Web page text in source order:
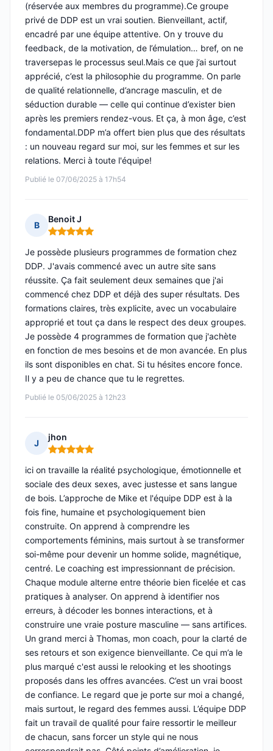
Publié le 07/06/2025 à 17h54
(réservée aux membres du programme).Ce groupe
privé de DDP est un vrai soutien. Bienveillant, actif,
encadré par une équipe attentive. On y trouve du
feedback, de la motivation, de l’émulation… bref, on ne
traversepas le processus seul.Mais ce que j’ai surtout
apprécié, c’est la philosophie du programme. On parle
de qualité relationnelle, d’ancrage masculin, et de
séduction durable — celle qui continue d’exister bien
après les premiers rendez-vous. Et ça, à mon âge, c’est
fondamental.DDP m’a offert bien plus que des résultats
: un nouveau regard sur moi, sur les femmes et sur les
relations. Merci à toute l'équipe!
B
Benoit J
Note : 5 sur 5
Publié le 05/06/2025 à 12h23
Je possède plusieurs programmes de formation chez
DDP. J'avais commencé avec un autre site sans
réussite. Ça fait seulement deux semaines que j'ai
commencé chez DDP et déjà des super résultats. Des
formations claires, très explicite, avec un vocabulaire
approprié et tout ça dans le respect des deux groupes.
Je possède 4 programmes de formation que j'achète
en fonction de mes besoins et de mon avancée. En plus
ils sont disponibles en chat. Si tu hésites encore fonce.
Il y a peu de chance que tu le regrettes.
J
jhon
Note : 5 sur 5
ici on travaille la réalité psychologique, émotionnelle et
sociale des deux sexes, avec justesse et sans langue
de bois. L’approche de Mike et l'équipe DDP est à la
fois fine, humaine et psychologiquement bien
construite. On apprend à comprendre les
comportements féminins, mais surtout à se transformer
soi-même pour devenir un homme solide, magnétique,
centré. Le coaching est impressionnant de précision.
Chaque module alterne entre théorie bien ficelée et cas
pratiques à analyser. On apprend à identifier nos
erreurs, à décoder les bonnes interactions, et à
construire une vraie posture masculine — sans artifices.
Un grand merci à Thomas, mon coach, pour la clarté de
ses retours et son exigence bienveillante. Ce qui m’a le
plus marqué c'est aussi le relooking et les shootings
proposés dans les offres avancées. C’est un vrai boost
de confiance. Le regard que je porte sur moi a changé,
mais surtout, le regard des femmes aussi. L’équipe DDP
fait un travail de qualité pour faire ressortir le meilleur
de chacun, sans forcer un style qui ne nous